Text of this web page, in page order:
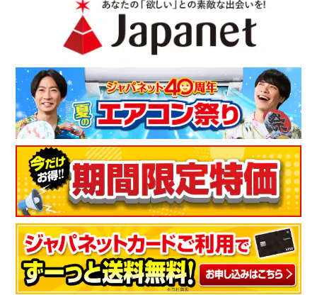
「お客様の声」は実際にご購入されたお客様からのご意見を掲載しておりま
商品により、同一シリーズをご購入された方の声を含みます。